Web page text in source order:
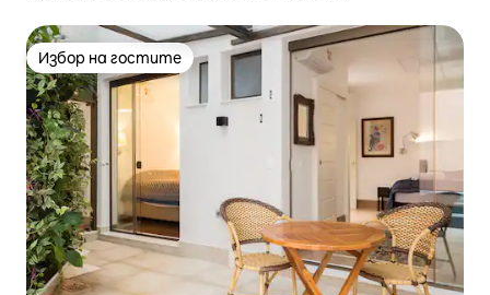
Избор на гостите
Избор на гостите